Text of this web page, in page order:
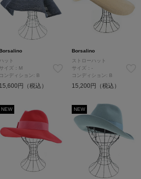
ハット
サイズ：M
コンディション: B
15,600円（税込）
Borsalino
ストローハット
サイズ：-
コンディション: B
15,200円（税込）
NEW NEW